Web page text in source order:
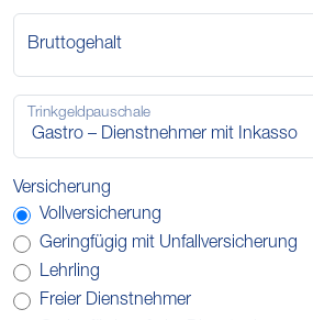
Bruttogehalt
Trinkgeldpauschale
Versicherung
Vollversicherung
Geringfügig mit Unfallversicherung
Lehrling
Freier Dienstnehmer